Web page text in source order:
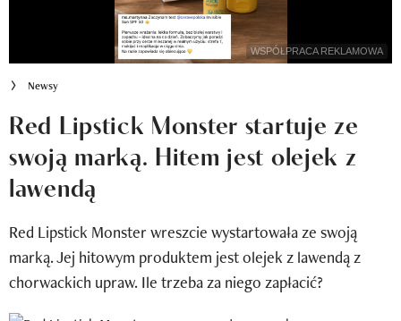
Newsy
Newsletter
Wizaz Summer Influ School
Mój profil / Zarejestruj się
WSPÓŁPRACA REKLAMOWA
Newsy
Red Lipstick Monster startuje ze
swoją marką. Hitem jest olejek z
lawendą
Red Lipstick Monster wreszcie wystartowała ze swoją
marką. Jej hitowym produktem jest olejek z lawendą z
chorwackich upraw. Ile trzeba za niego zapłacić?